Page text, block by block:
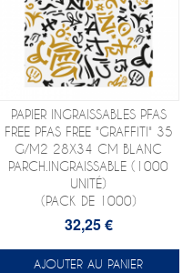
PAPIER INGRAISSABLES PFAS
FREE PFAS FREE "GRAFFITI" 35
G/M2 28X34 CM BLANC
PARCH.INGRAISSABLE (1000
UNITÉ)
(PACK DE 1000)
32,25 €
AJOUTER AU PANIER